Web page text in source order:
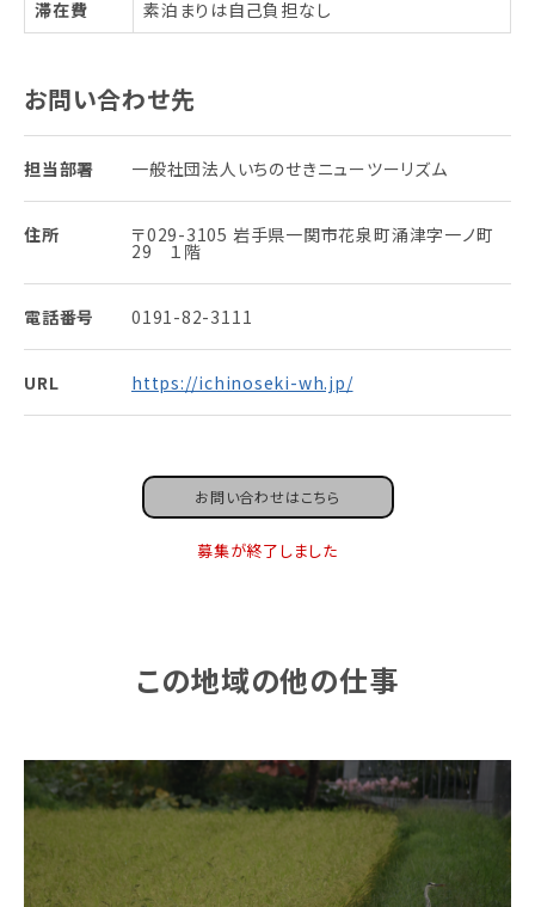
滞在費 素泊まりは自己負担なし
お問い合わせ先
担当部署 一般社団法人いちのせきニューツーリズム
住所 〒029-3105 岩手県一関市花泉町涌津字一ノ町
29 １階
電話番号 0191-82-3111
URL https://ichinoseki-wh.jp/
お問い合わせはこちら
募集が終了しました
この地域の他の仕事